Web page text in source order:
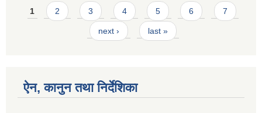
Pages
1 2 3 4 5 6 7
next › last »
ऐन, कानुन तथा निर्देशिका